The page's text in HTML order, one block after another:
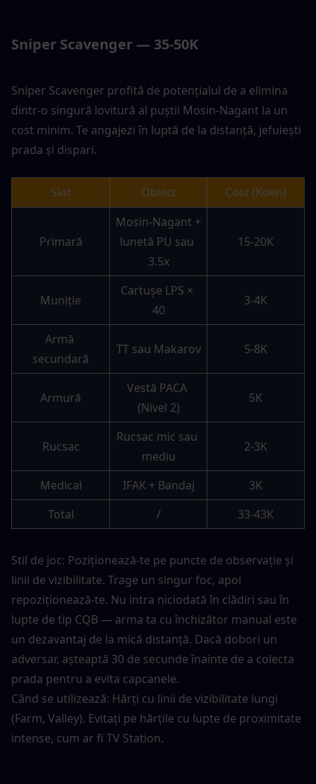
Sniper Scavenger — 35-50K
Sniper Scavenger profită de potențialul de a elimina
dintr-o singură lovitură al puștii Mosin-Nagant la un
cost minim. Te angajezi în luptă de la distanță, jefuiești
prada și dispari.
Slot Obiect Cost (Koen)
Primară
Mosin-Nagant +
lunetă PU sau
3.5x
15-20K
Muniție
Cartușe LPS ×
40
3-4K
Armă
secundară
TT sau Makarov 5-8K
Armură
Vestă PACA
(Nivel 2)
5K
Rucsac
Rucsac mic sau
mediu
2-3K
Medical IFAK + Bandaj
3K
Total
/ 33-43K
Stil de joc: Poziționează-te pe puncte de observație și
linii de vizibilitate. Trage un singur foc, apoi
repoziționează-te. Nu intra niciodată în clădiri sau în
lupte de tip CQB — arma ta cu închizător manual este
un dezavantaj de la mică distanță. Dacă dobori un
adversar, așteaptă 30 de secunde înainte de a colecta
prada pentru a evita capcanele.
Când se utilizează: Hărți cu linii de vizibilitate lungi
(Farm, Valley). Evitați pe hărțile cu lupte de proximitate
intense, cum ar fi TV Station.